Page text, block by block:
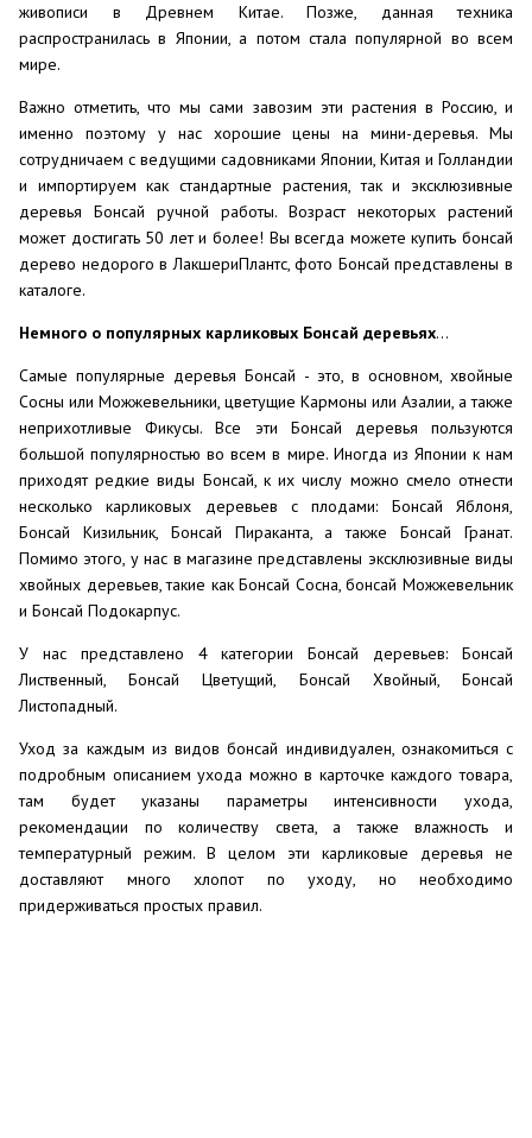
живописи в Древнем Китае. Позже, данная техника
распространилась в Японии, а потом стала популярной во всем
мире.
Важно отметить, что мы сами завозим эти растения в Россию, и
именно поэтому у нас хорошие цены на мини-деревья. Мы
сотрудничаем с ведущими садовниками Японии, Китая и Голландии
и импортируем как стандартные растения, так и эксклюзивные
деревья Бонсай ручной работы. Возраст некоторых растений
может достигать 50 лет и более! Вы всегда можете купить бонсай
дерево недорого в ЛакшериПлантс, фото Бонсай представлены в
каталоге.
Немного о популярных карликовых Бонсай деревьях...
Самые популярные деревья Бонсай - это, в основном, хвойные
Сосны или Можжевельники, цветущие Кармоны или Азалии, а также
неприхотливые Фикусы. Все эти Бонсай деревья пользуются
большой популярностью во всем в мире. Иногда из Японии к нам
приходят редкие виды Бонсай, к их числу можно смело отнести
несколько карликовых деревьев с плодами: Бонсай Яблоня,
Бонсай Кизильник, Бонсай Пираканта, а также Бонсай Гранат.
Помимо этого, у нас в магазине представлены эксклюзивные виды
хвойных деревьев, такие как Бонсай Сосна, бонсай Можжевельник
и Бонсай Подокарпус.
У нас представлено 4 категории Бонсай деревьев: Бонсай
Лиственный, Бонсай Цветущий, Бонсай Хвойный, Бонсай
Листопадный.
Уход за каждым из видов бонсай индивидуален, ознакомиться с
подробным описанием ухода можно в карточке каждого товара,
там будет указаны параметры интенсивности ухода,
рекомендации по количеству света, а также влажность и
температурный режим. В целом эти карликовые деревья не
доставляют много хлопот по уходу, но необходимо
придерживаться простых правил.